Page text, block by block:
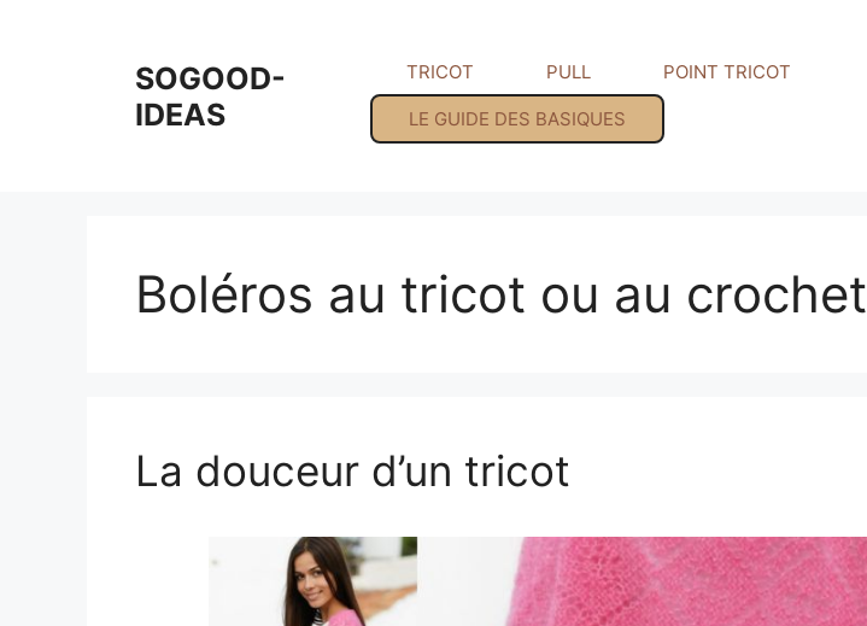
SOGOOD-
IDEAS
TRICOT PULL POINT TRICOT
LE GUIDE DES BASIQUES
Boléros au tricot ou au crochet
La douceur d’un tricot